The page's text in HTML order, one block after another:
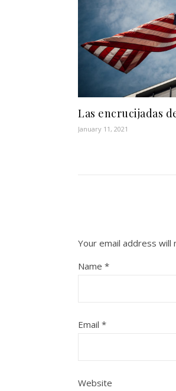
Las encrucijadas
January 11, 2021
Your email address will
Name *
Email *
Website